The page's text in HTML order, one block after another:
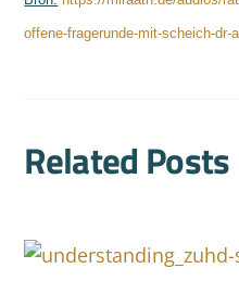
offene-fragerunde-mit-scheich-dr-
Related Posts